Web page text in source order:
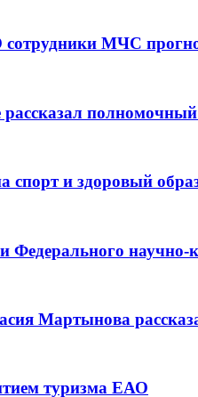
МЧС
спорт и здоровый
Федерального
Мартынова
туризма ЕАО